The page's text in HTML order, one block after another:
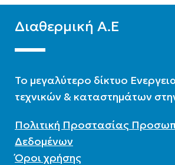
Διαθερμική Α.Ε
To μεγαλύτερο δίκτυο
τεχνικών & καταστημάτων
Πολιτική Προστασίας
Δεδομένων
Όροι χρήσης